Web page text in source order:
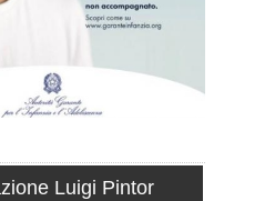
Luigi Pintor